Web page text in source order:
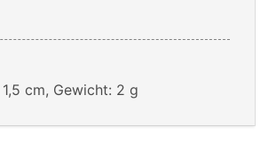
1,5 cm, Gewicht: 2 g